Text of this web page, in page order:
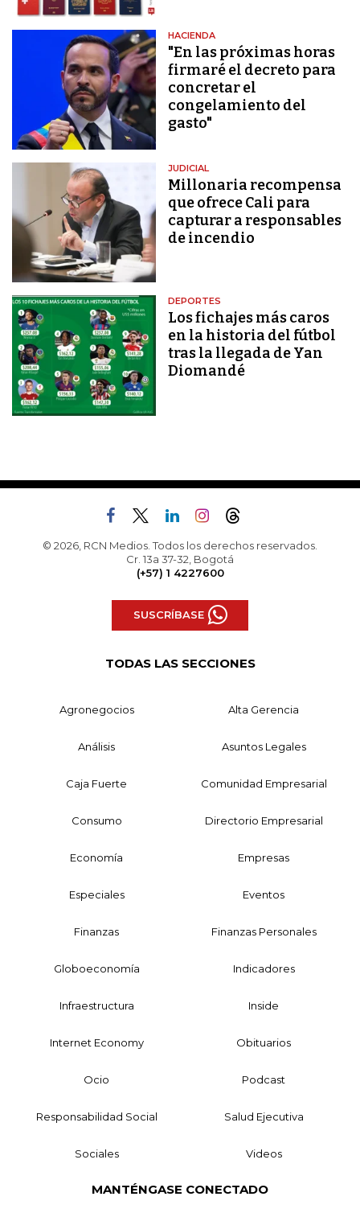
HACIENDA
"En las próximas horas
firmaré el decreto para
concretar el
congelamiento del
gasto"
JUDICIAL
Millonaria recompensa
que ofrece Cali para
capturar a responsables
de incendio
DEPORTES
Los fichajes más caros
en la historia del fútbol
tras la llegada de Yan
Diomandé
© 2026, RCN Medios. Todos los derechos reservados.
Cr. 13a 37-32, Bogotá
(+57) 1 4227600
SUSCRÍBASE
TODAS LAS SECCIONES
Agronegocios Alta Gerencia
Análisis Asuntos Legales
Caja Fuerte Comunidad Empresarial
Consumo Directorio Empresarial
Economía Empresas
Especiales Eventos
Finanzas Finanzas Personales
Globoeconomía Indicadores
Infraestructura Inside
Internet Economy Obituarios
Ocio Podcast
Responsabilidad Social Salud Ejecutiva
Sociales Videos
MANTÉNGASE CONECTADO